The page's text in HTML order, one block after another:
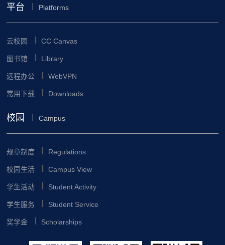
平台 Platforms
云校园 CC Canvas
图书馆 Library
远程办公 WebVPN
常用下载 Downloads
校园 Campus
规章制度 Regulations
校园生活 Campus View
学生活动 Student Activity
学生服务 Student Service
奖学金 Scholarships